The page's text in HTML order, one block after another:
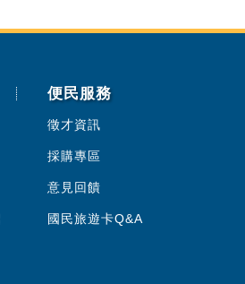
便民服務
徵才資訊
採購專區
意見回饋
國民旅遊卡Q&A